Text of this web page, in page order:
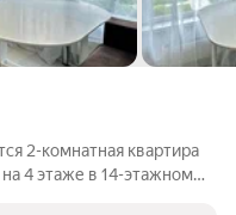
2-комнатная квартира
4 этаже в 14-этажном